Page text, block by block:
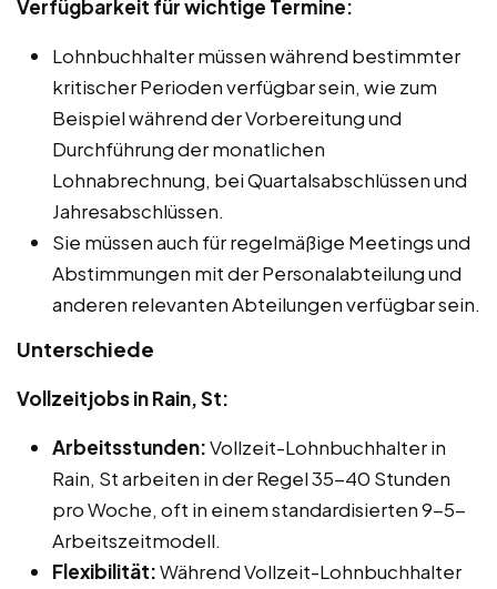
Verfügbarkeit für wichtige Termine:
Lohnbuchhalter müssen während bestimmter
kritischer Perioden verfügbar sein, wie zum
Beispiel während der Vorbereitung und
Durchführung der monatlichen
Lohnabrechnung, bei Quartalsabschlüssen und
Jahresabschlüssen.
Sie müssen auch für regelmäßige Meetings und
Abstimmungen mit der Personalabteilung und
anderen relevanten Abteilungen verfügbar sein.
Unterschiede
Vollzeitjobs in Rain, St:
Arbeitsstunden:Vollzeit-Lohnbuchhalter in
Rain, St arbeiten in der Regel 35-40 Stunden
pro Woche, oft in einem standardisierten 9-5-
Arbeitszeitmodell.
Flexibilität:Während Vollzeit-Lohnbuchhalter